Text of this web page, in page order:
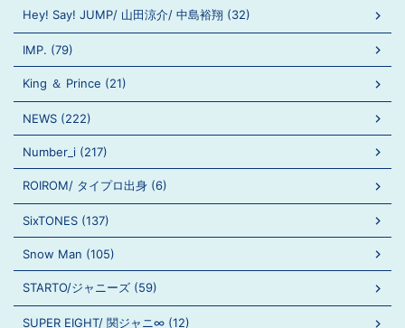
Hey! Say! JUMP/ 山田涼介/ 中島裕翔 (32)
IMP. (79)
King ＆ Prince (21)
NEWS (222)
Number_i (217)
ROIROM/ タイプロ出身 (6)
SixTONES (137)
Snow Man (105)
STARTO/ジャニーズ (59)
SUPER EIGHT/ 関ジャニ∞ (12)